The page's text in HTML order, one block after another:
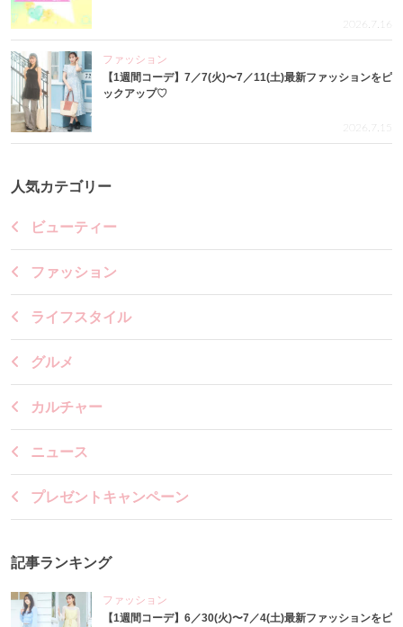
2026.7.16
ファッション
【1週間コーデ】7／7(火)〜7／11(土)最新ファッションをピ
ックアップ♡
2026.7.15
人気カテゴリー
ビューティー
ファッション
ライフスタイル
グルメ
カルチャー
ニュース
プレゼントキャンペーン
記事ランキング
ファッション
【1週間コーデ】6／30(火)〜7／4(土)最新ファッションをピ